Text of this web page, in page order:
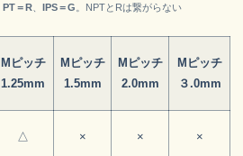
PT＝R IPS＝G 。NPTとRは繋がらない
M ピッチ
1.25mm
M ピッチ
1.5mm
M ピッチ
2.0mm
Mピッチ
３.0mm
△ × × ×